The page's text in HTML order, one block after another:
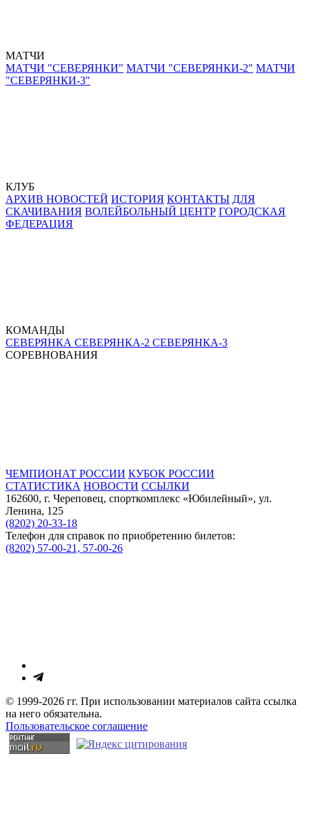
МАТЧИ
МАТЧИ "СЕВЕРЯНКИ" МАТЧИ "СЕВЕРЯНКИ-2" МАТЧИ
"СЕВЕРЯНКИ-3"
КЛУБ
АРХИВ НОВОСТЕЙ ИСТОРИЯ КОНТАКТЫ ДЛЯ
СКАЧИВАНИЯ ВОЛЕЙБОЛЬНЫЙ ЦЕНТР ГОРОДСКАЯ
ФЕДЕРАЦИЯ
КОМАНДЫ
СЕВЕРЯНКА СЕВЕРЯНКА-2 СЕВЕРЯНКА-3
СОРЕВНОВАНИЯ
ЧЕМПИОНАТ РОССИИ КУБОК РОССИИ
СТАТИСТИКА НОВОСТИ ССЫЛКИ
162600, г. Череповец, спорткомплекс «Юбилейный», ул.
Ленина, 125
(8202) 20-33-18
Телефон для справок по приобретению билетов:
(8202) 57-00-21, 57-00-26
© 1999-2026 гг. При использовании материалов сайта ссылка
на него обязательна.
Пользовательское соглашение